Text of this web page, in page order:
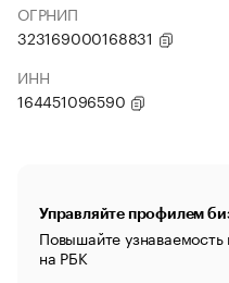
ОГРНИП
323169000168831
ИНН
164451096590
Управляйте профилем
Повышайте
на РБК